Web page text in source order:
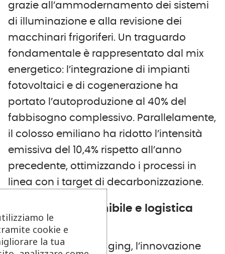
grazie all’ammodernamento dei sistemi
di illuminazione e alla revisione dei
macchinari frigoriferi. Un traguardo
fondamentale è rappresentato dal mix
energetico: l’integrazione di impianti
fotovoltaici e di cogenerazione ha
portato l’autoproduzione al 40% del
fabbisogno complessivo. Parallelamente,
il colosso emiliano ha ridotto l’intensità
emissiva del 10,4% rispetto all’anno
precedente, ottimizzando i processi in
linea con i target di decarbonizzazione.
Packaging sostenibile e logistica
integrata
Sul fronte del packaging, l’innovazione
le
cookie e
la tua